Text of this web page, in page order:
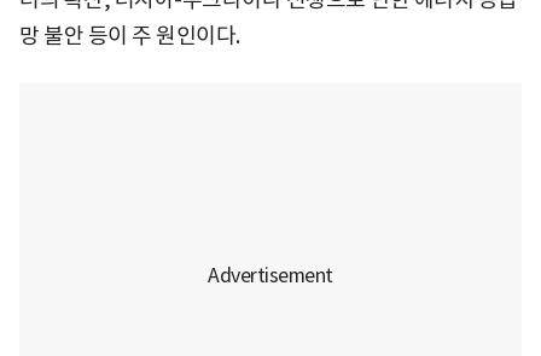
망 불안 등이 주 원인이다.